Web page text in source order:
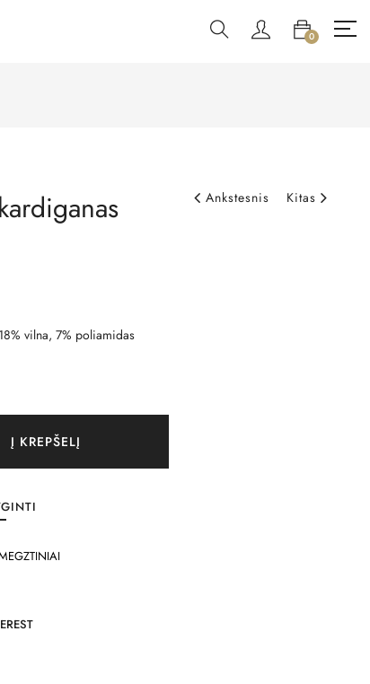
0
Ankstesnis Kitas
vilna, 7% poliamidas
Į KREPŠELĮ